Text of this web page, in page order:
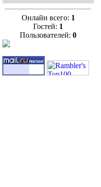
Онлайн всего: 1
Гостей: 1
Пользователей: 0